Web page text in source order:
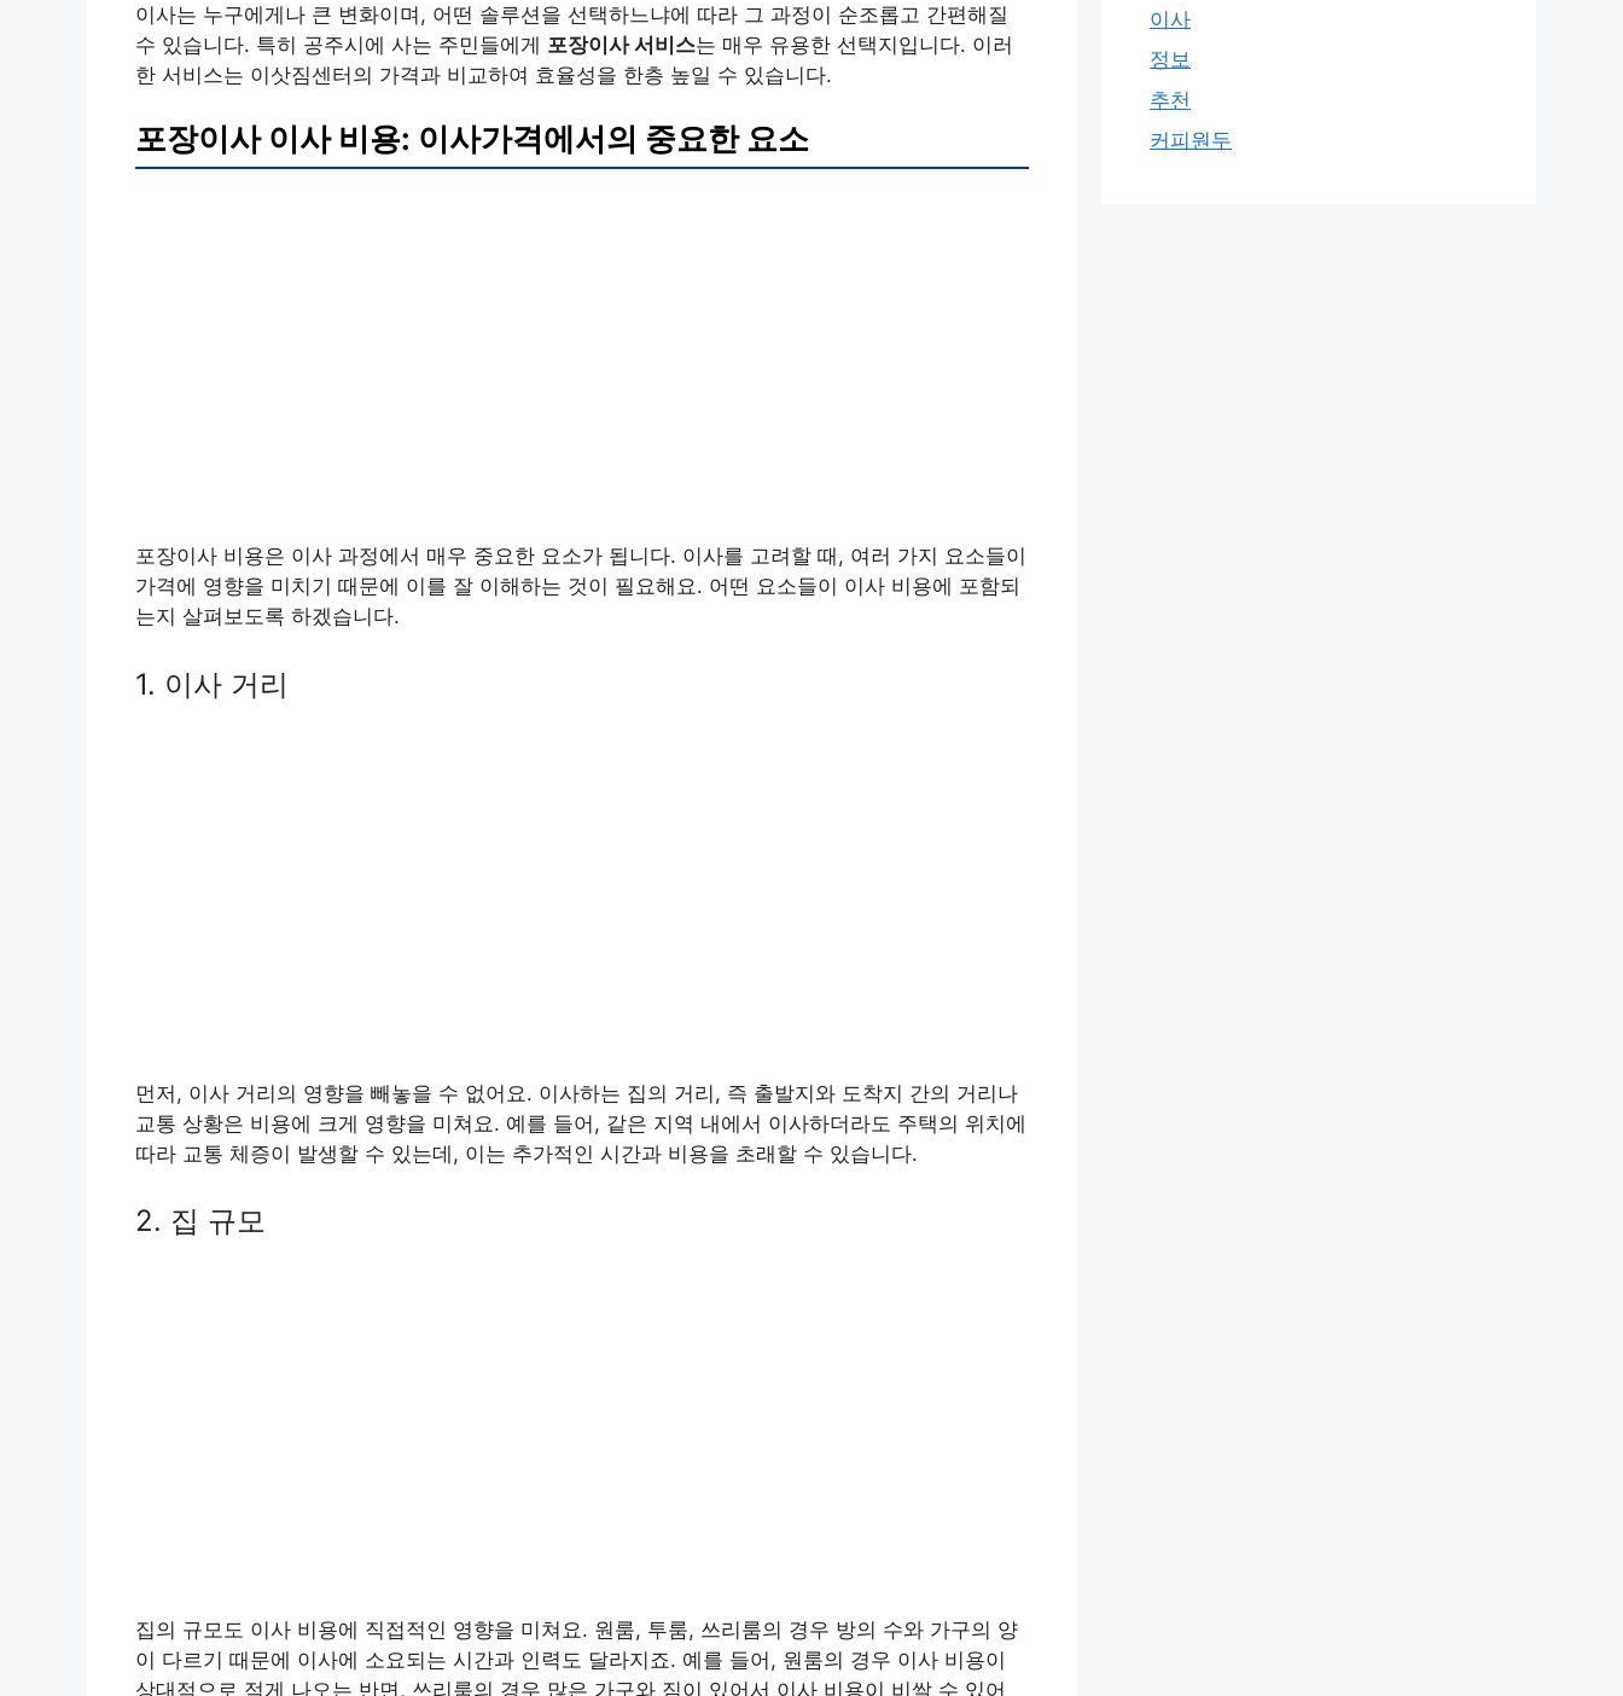
이사는 누구에게나 큰 변화이며, 어떤 솔루션을 선택하느냐에 따라 그 과정이 순조롭고 간편해질
수 있습니다. 특히 공주시에 사는 주민들에게 포장이사 서비스는 매우 유용한 선택지입니다. 이러
한 서비스는 이삿짐센터의 가격과 비교하여 효율성을 한층 높일 수 있습니다.
포장이사 이사 비용: 이사가격에서의 중요한 요소
포장이사 비용은 이사 과정에서 매우 중요한 요소가 됩니다. 이사를 고려할 때, 여러 가지 요소들이
가격에 영향을 미치기 때문에 이를 잘 이해하는 것이 필요해요. 어떤 요소들이 이사 비용에 포함되
는지 살펴보도록 하겠습니다.
1. 이사 거리
먼저, 이사 거리의 영향을 빼놓을 수 없어요. 이사하는 집의 거리, 즉 출발지와 도착지 간의 거리나
교통 상황은 비용에 크게 영향을 미쳐요. 예를 들어, 같은 지역 내에서 이사하더라도 주택의 위치에
따라 교통 체증이 발생할 수 있는데, 이는 추가적인 시간과 비용을 초래할 수 있습니다.
2. 집 규모
집의 규모도 이사 비용에 직접적인 영향을 미쳐요. 원룸, 투룸, 쓰리룸의 경우 방의 수와 가구의 양
이 다르기 때문에 이사에 소요되는 시간과 인력도 달라지죠. 예를 들어, 원룸의 경우 이사 비용이
상대적으로 적게 나오는 반면, 쓰리룸의 경우 많은 가구와 짐이 있어서 이사 비용이 비쌀 수 있어
이사
정보
추천
커피원두